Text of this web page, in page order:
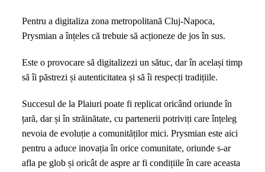
Pentru a digitaliza zona metropolitană Cluj-Napoca,
Prysmian a înțeles că trebuie să acționeze de jos în sus.
Este o provocare să digitalizezi un sătuc, dar în același timp
să îi păstrezi și autenticitatea și să îi respecți tradițiile.
Succesul de la Plaiuri poate fi replicat oricând oriunde în
țară, dar și în străinătate, cu partenerii potriviți care înțeleg
nevoia de evoluție a comunităților mici. Prysmian este aici
pentru a aduce inovația în orice comunitate, oriunde s-ar
afla pe glob și oricât de aspre ar fi condițiile în care aceasta